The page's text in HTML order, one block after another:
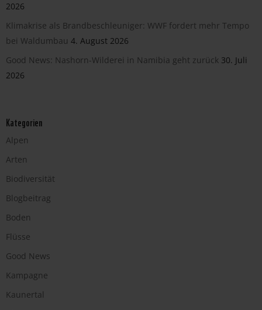
2026
Klimakrise als Brandbeschleuniger: WWF fordert mehr Tempo
bei Waldumbau 4. August 2026
Good News: Nashorn-Wilderei in Namibia geht zurück 30. Juli
2026
Kategorien
Alpen
Arten
Biodiversität
Blogbeitrag
Boden
Flüsse
Good News
Kampagne
Kaunertal